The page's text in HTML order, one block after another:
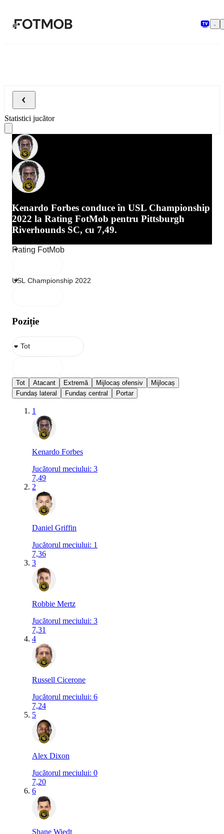
Statistici jucător
Kenardo Forbes conduce în USL Championship
2022 la Rating FotMob pentru Pittsburgh
Riverhounds SC, cu 7,49.
Poziție
Tot Atacant Extremă Mijlocaș ofensiv
Mijlocaș
Fundaș lateral
Fundaș central Portar
1
Kenardo Forbes
Jucătorul meciului: 3
7,49
2
Daniel Griffin
Jucătorul meciului: 1
7,36
3
Robbie Mertz
Jucătorul meciului: 3
7,31
4
Russell Cicerone
Jucătorul meciului: 6
7,24
5
Alex Dixon
Jucătorul meciului: 0
7,20
6
Shane Wiedt